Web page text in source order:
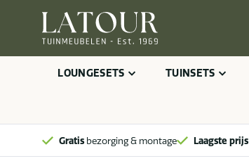
LOUNGESETS TUINSETS
Gratis bezorging & montage Laagste prijs